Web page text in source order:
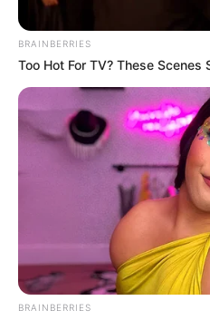
BRAINBERRIES
Too Hot For TV? These
BRAINBERRIES